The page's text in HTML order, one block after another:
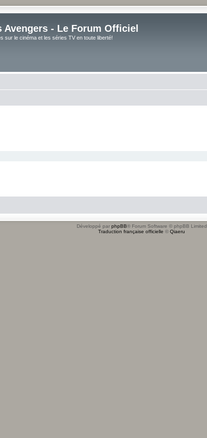
Avengers - Le Forum Officiel
sur le cinéma et les séries TV en toute liberté!
Développé par phpBB® Forum Software © phpBB Limited
Traduction française officielle © Qiaeru